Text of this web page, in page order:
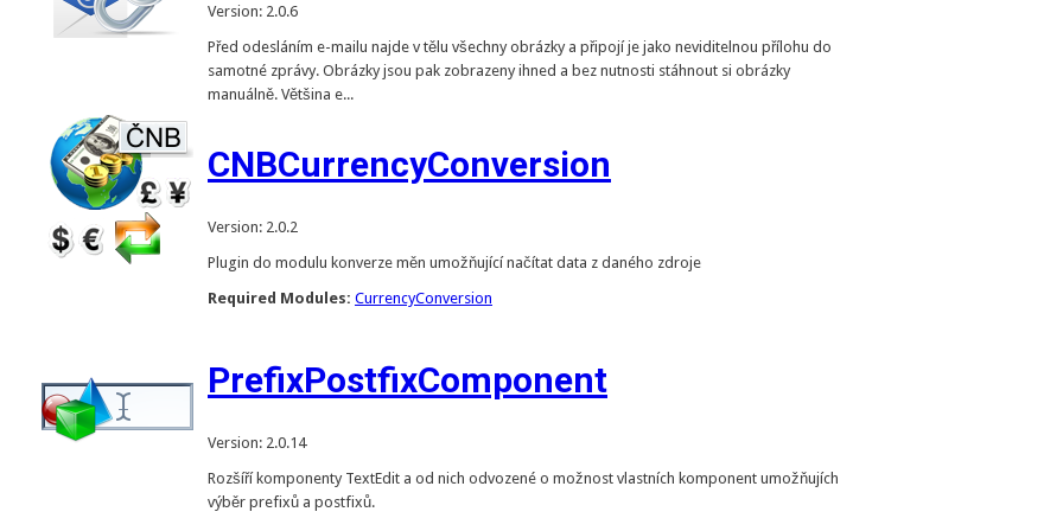
Version: 2.0.6
Před odesláním e-mailu najde v tělu všechny obrázky a připojí je jako neviditelnou přílohu do
samotné zprávy. Obrázky jsou pak zobrazeny ihned a bez nutnosti stáhnout si obrázky
manuálně. Většina e...
CNBCurrencyConversion
Version: 2.0.2
Plugin do modulu konverze měn umožňující načítat data z daného zdroje
Required Modules: CurrencyConversion
PrefixPostfixComponent
Version: 2.0.14
Rozšíří komponenty TextEdit a od nich odvozené o možnost vlastních komponent umožňujích
výběr prefixů a postfixů.